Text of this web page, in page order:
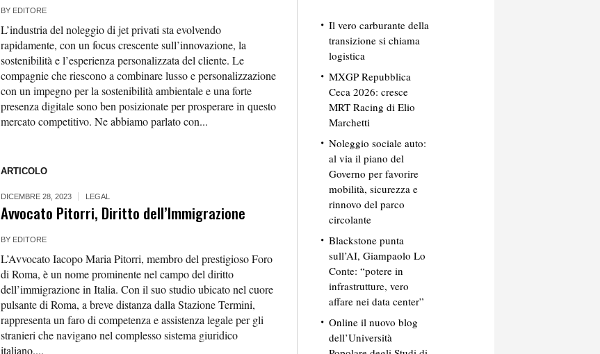
BY EDITORE
L’industria del noleggio di jet privati sta evolvendo
rapidamente, con un focus crescente sull’innovazione, la
sostenibilità e l’esperienza personalizzata del cliente. Le
compagnie che riescono a combinare lusso e personalizzazione
con un impegno per la sostenibilità ambientale e una forte
presenza digitale sono ben posizionate per prosperare in questo
mercato competitivo. Ne abbiamo parlato con...
ARTICOLO
DICEMBRE 28, 2023 LEGAL
Avvocato Pitorri, Diritto dell’Immigrazione
BY EDITORE
L’Avvocato Iacopo Maria Pitorri, membro del prestigioso Foro
di Roma, è un nome prominente nel campo del diritto
dell’immigrazione in Italia. Con il suo studio ubicato nel cuore
pulsante di Roma, a breve distanza dalla Stazione Termini,
rappresenta un faro di competenza e assistenza legale per gli
stranieri che navigano nel complesso sistema giuridico
italiano....
Il vero carburante della
transizione si chiama
logistica
MXGP Repubblica
Ceca 2026: cresce
MRT Racing di Elio
Marchetti
Noleggio sociale auto:
al via il piano del
Governo per favorire
mobilità, sicurezza e
rinnovo del parco
circolante
Blackstone punta
sull’AI, Giampaolo Lo
Conte: “potere in
infrastrutture, vero
affare nei data center”
Online il nuovo blog
dell’Università